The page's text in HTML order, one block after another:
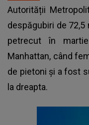
Autorității
despăgubiri de
petrecut în
Manhattan, când
de pietoni și a fost
la dreapta.